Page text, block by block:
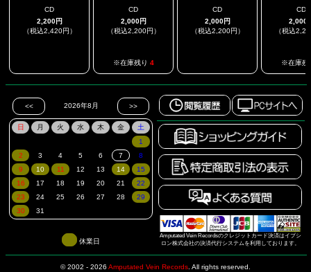
CD
2,200円
（税込2,420円）
CD
2,000円
（税込2,200円）
※在庫残り 4
CD
2,000円
（税込2,200円）
CD
2,000
（税込
※在庫残
Amputated Vein Recordsのクレジットカード決済はイプシ
ロン株式会社の決済代行システムを利用しております。
休業日
© 2002 - 2026 Amputated Vein Records All rights reserved.